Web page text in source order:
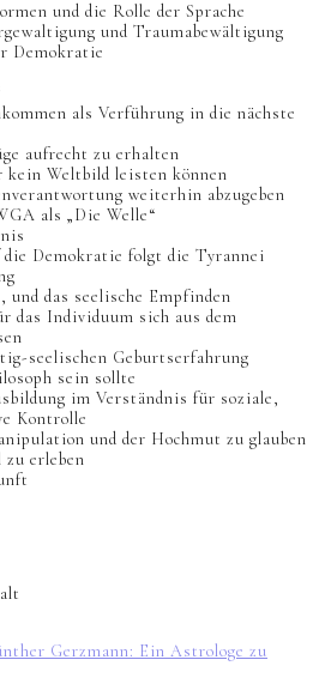
und die Rolle der Sprache
und Traumabewältigung
Demokratie
als Verführung in die nächste
aufrecht zu erhalten
Weltbild leisten können
weiterhin abzugeben
als „Die Welle“
Demokratie folgt die Tyrannei
und das seelische Empfinden
das Individuum sich aus dem
seelischen Geburtserfahrung
sein sollte
im Verständnis für soziale,
Kontrolle
und der Hochmut zu glauben
erleben
Gerzmann: Ein Astrologe zu